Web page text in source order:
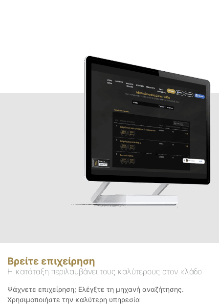
Βρείτε επιχείρηση
Η κατάταξη περιλαμβάνει τους καλύτερους στον κλάδο
Ψάχνετε επιχείρηση; Ελέγξτε τη μηχανή αναζήτησης.
Χρησιμοποιήστε την καλύτερη υπηρεσία